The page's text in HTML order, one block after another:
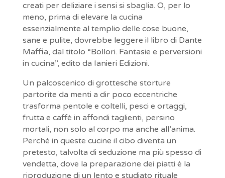
creati per deliziare i sensi si sbaglia. O, per lo
meno, prima di elevare la cucina
essenzialmente al templio delle cose buone,
sane e pulite, dovrebbe leggere il libro di Dante
Maffia, dal titolo “Bollori. Fantasie e perversioni
in cucina”, edito da Ianieri Edizioni.
Un palcoscenico di grottesche storture
partorite da menti a dir poco eccentriche
trasforma pentole e coltelli, pesci e ortaggi,
frutta e caffè in affondi taglienti, persino
mortali, non solo al corpo ma anche all’anima.
Perché in queste cucine il cibo diventa un
pretesto, talvolta di seduzione ma più spesso di
vendetta, dove la preparazione dei piatti è la
riproduzione di un lento e studiato rituale